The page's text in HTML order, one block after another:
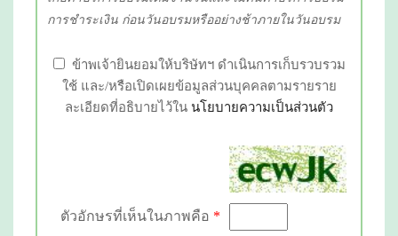
การชำระเงิน ก่อนวันอบรมหรืออย่างช้าภายในวันอบรม
ข้าพเจ้ายินยอมให้บริษัทฯ ดำเนินการเก็บรวบรวม
ใช้ และ/หรือเปิดเผยข้อมูลส่วนบุคคลตามรายราย
ละเอียดที่อธิบายไว้ใน นโยบายความเป็นส่วนตัว
ตัวอักษรที่เห็นในภาพคือ *